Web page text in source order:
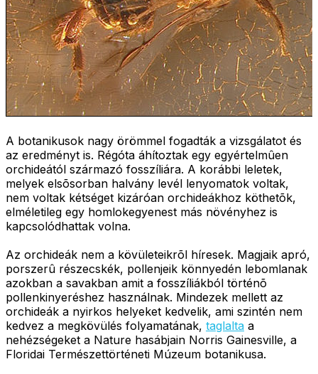
A botanikusok nagy örömmel fogadták a vizsgálatot és
az eredményt is. Régóta áhítoztak egy egyértelmûen
orchideától származó fosszíliára. A korábbi leletek,
melyek elsõsorban halvány levél lenyomatok voltak,
nem voltak kétséget kizáróan orchideákhoz köthetõk,
elméletileg egy homlokegyenest más növényhez is
kapcsolódhattak volna.
Az orchideák nem a kövületeikrõl híresek. Magjaik apró,
porszerû részecskék, pollenjeik könnyedén lebomlanak
azokban a savakban amit a fosszíliákból történõ
pollenkinyeréshez használnak. Mindezek mellett az
orchideák a nyirkos helyeket kedvelik, ami szintén nem
kedvez a megkövülés folyamatának, taglalta a
nehézségeket a Nature hasábjain Norris Gainesville, a
Floridai Természettörténeti Múzeum botanikusa.